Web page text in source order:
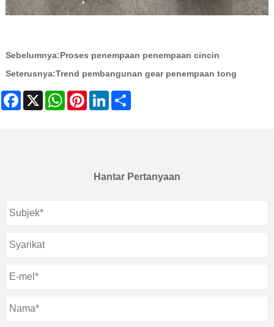
Sebelumnya:Proses penempaan penempaan cincin
Seterusnya:Trend pembangunan gear penempaan tong
Facebook
X WhatsAppPinterestLinkedIn
Hantar Pertanyaan